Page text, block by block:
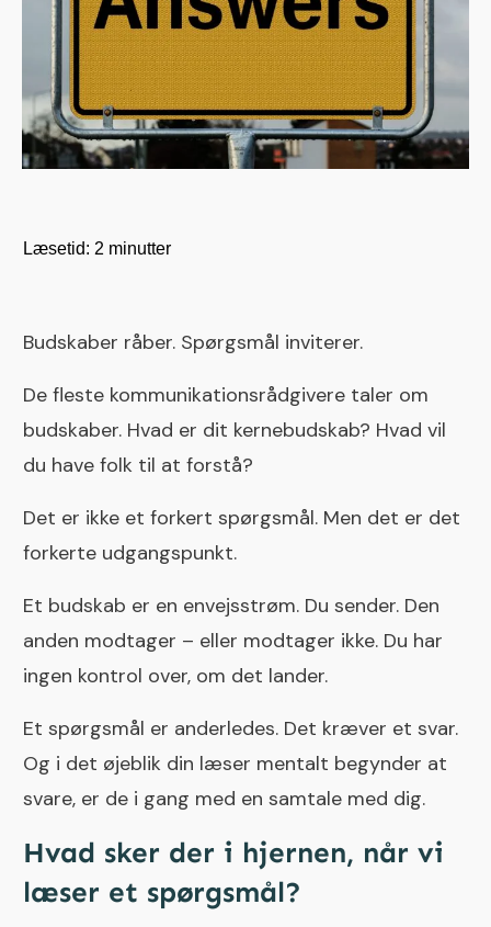
Læsetid: 2 minutter
Budskaber råber. Spørgsmål inviterer.
De fleste kommunikationsrådgivere taler om
budskaber. Hvad er dit kernebud­skab? Hvad vil
du have folk til at forstå?
Det er ikke et forkert spørgsmål. Men det er det
forkerte udgangspunkt.
Et budskab er en envejsstrøm. Du sender. Den
anden modtager – eller modtager ikke. Du har
ingen kontrol over, om det lander.
Et spørgsmål er anderledes. Det kræver et svar.
Og i det øjeblik din læser mentalt begynder at
svare, er de i gang med en samtale med dig.
Hvad sker der i hjernen, når vi
læser et spørgsmål?